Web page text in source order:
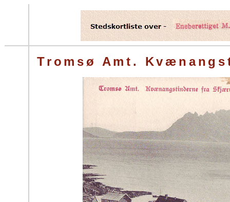
Tromsø Amt.